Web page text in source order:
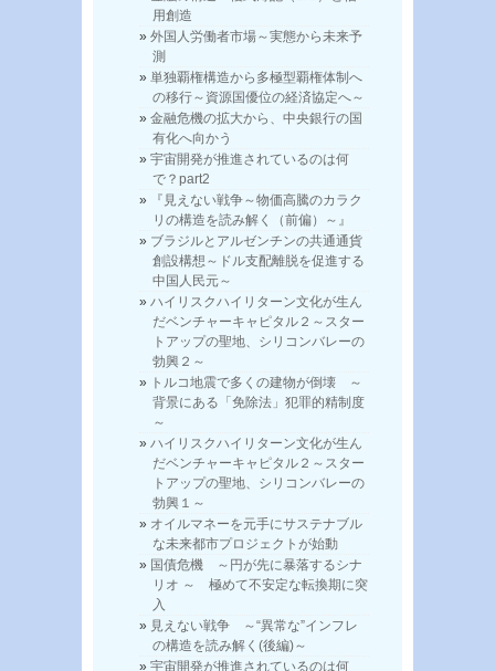
用創造
外国人労働者市場～実態から未来予
測
単独覇権構造から多極型覇権体制へ
の移行～資源国優位の経済協定へ～
金融危機の拡大から、中央銀行の国
有化へ向かう
宇宙開発が推進されているのは何
で？part2
『見えない戦争～物価高騰のカラク
リの構造を読み解く（前偏）～』
ブラジルとアルゼンチンの共通通貨
創設構想～ドル支配離脱を促進する
中国人民元～
ハイリスクハイリターン文化が生ん
だベンチャーキャピタル２～スター
トアップの聖地、シリコンバレーの
勃興２～
トルコ地震で多くの建物が倒壊 ～
背景にある「免除法」犯罪的精制度
～
ハイリスクハイリターン文化が生ん
だベンチャーキャピタル２～スター
トアップの聖地、シリコンバレーの
勃興１～
オイルマネーを元手にサステナブル
な未来都市プロジェクトが始動
国債危機 ～円が先に暴落するシナ
リオ ～ 極めて不安定な転換期に突
入
見えない戦争 ～“異常な”インフレ
の構造を読み解く(後編)～
宇宙開発が推進されているのは何